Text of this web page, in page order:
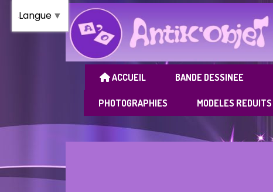
ACCUEIL BANDE DESSINEE
PHOTOGRAPHIES MODELES REDUITS
Langue ▼
Panneau de gestion des cookies